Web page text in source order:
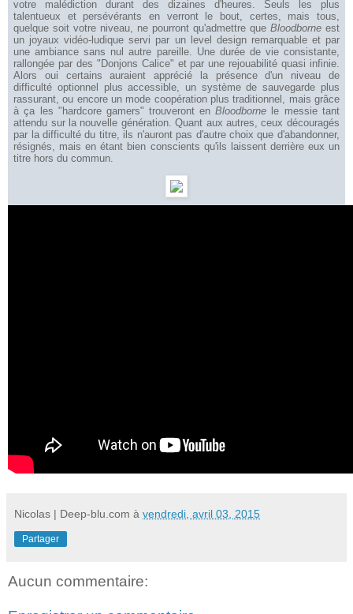
votre malédiction durant des dizaines d'heures. Seuls les plus
talentueux et persévérants en verront le bout, certes, mais tous,
quelque soit votre niveau, ne pourront qu'admettre que Bloodborneest
un joyaux vidéo-ludique servi par un level design remarquable et par
une ambiance sans nul autre pareille. Une durée de vie consistante,
rallongée par des "Donjons Calice" et par une rejouabilité quasi infinie.
Alors oui certains auraient apprécié la présence d'un niveau de
difficulté optionnel plus accessible, un système de sauvegarde plus
rassurant, ou encore un mode coopération plus traditionnel, mais grâce
à ça les "hardcore gamers" trouveront enBloodborne le messie tant
attendu sur la nouvelle génération. Quant aux autres, ceux découragés
par la difficulté du titre, ils n'auront pas d'autre choix que d'abandonner,
résignés, mais en étant bien conscients qu'ils laissent derrière eux un
titre hors du commun.
Nicolas | Deep-blu.com à vendredi, avril 03, 2015
Partager
Aucun commentaire: